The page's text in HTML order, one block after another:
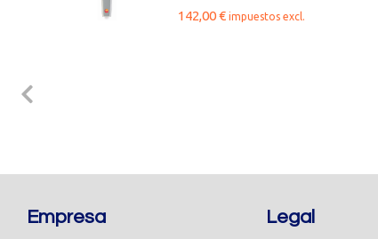
142,00€ impuestos excl.
Empresa Legal